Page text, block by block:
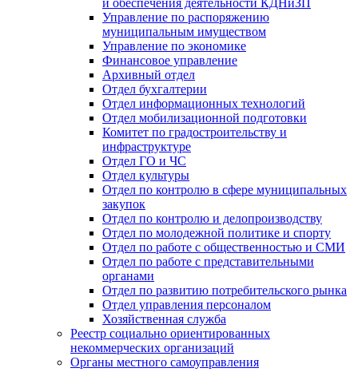
Управление по распоряжению
муниципальным имуществом
Управление по экономике
Финансовое управление
Архивный отдел
Отдел бухгалтерии
Отдел информационных технологий
Отдел мобилизационной подготовки
Комитет по градостроительству и
инфраструктуре
Отдел ГО и ЧС
Отдел культуры
Отдел по контролю в сфере муниципальных
закупок
Отдел по контролю и делопроизводству
Отдел по молодежной политике и спорту
Отдел по работе с общественностью и СМИ
Отдел по работе с представительными
органами
Отдел по развитию потребительского рынка
Отдел управления персоналом
Хозяйственная служба
Реестр социально ориентированных
некоммерческих организаций
Органы местного самоуправления